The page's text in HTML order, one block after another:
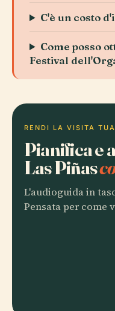
C'è un costo
Come posso
Festival
RENDI LA VISITA TUA
Pianifica e
Las Piñas
L'audioguida in
Pensata per come